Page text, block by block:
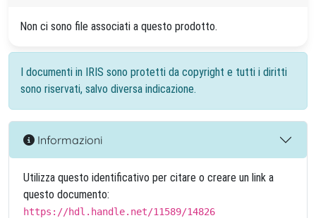
Non ci sono file associati a questo prodotto.
I documenti in IRIS sono protetti da copyright e tutti i diritti
sono riservati, salvo diversa indicazione.
Informazioni
Utilizza questo identificativo per citare o creare un link a
questo documento:
https://hdl.handle.net/11589/14826